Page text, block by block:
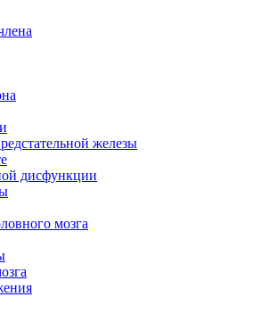
железы
дисфункции
мозга